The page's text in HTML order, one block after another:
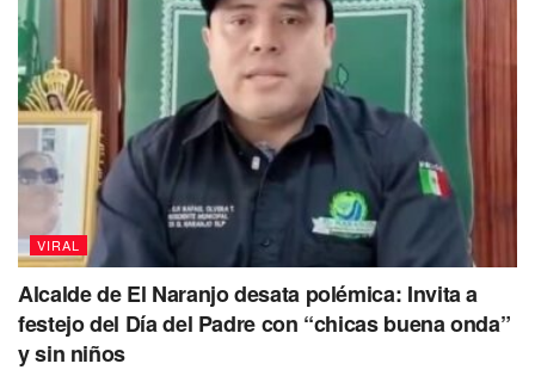
VIRAL
Alcalde de El Naranjo desata polémica: Invita a
festejo del Día del Padre con “chicas buena onda”
y sin niños